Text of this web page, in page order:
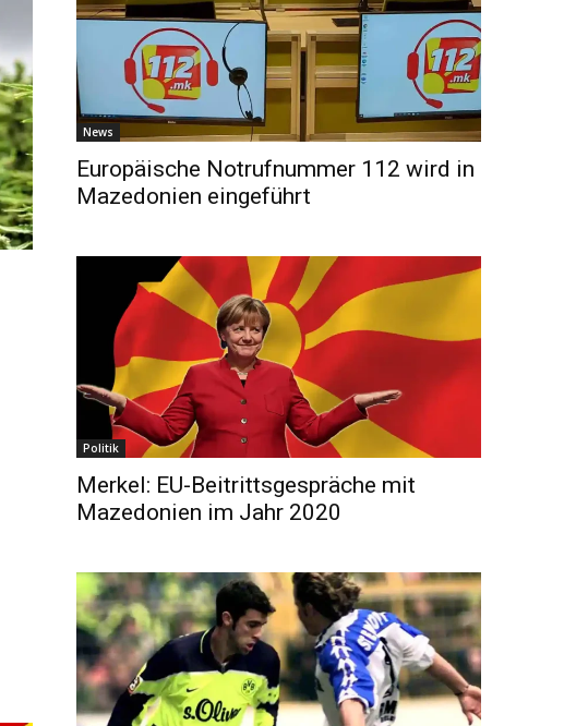
News
Europäische Notrufnummer 112 wird in
Mazedonien eingeführt
Politik
Merkel: EU-Beitrittsgespräche mit
Mazedonien im Jahr 2020